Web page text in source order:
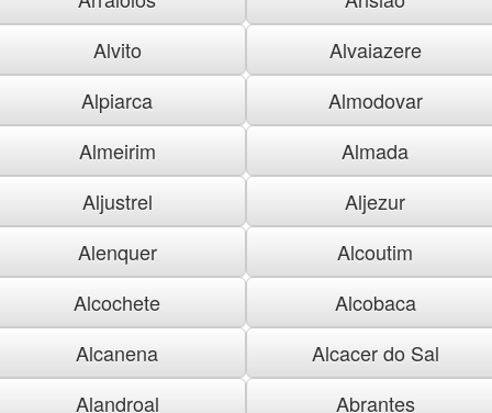
Alvito
Alvaiazere
Alpiarca
Almodovar
Almeirim
Almada
Aljustrel
Aljezur
Alenquer
Alcoutim
Alcochete
Alcobaca
Alcanena
Alcacer do Sal
Alandroal
Abrantes